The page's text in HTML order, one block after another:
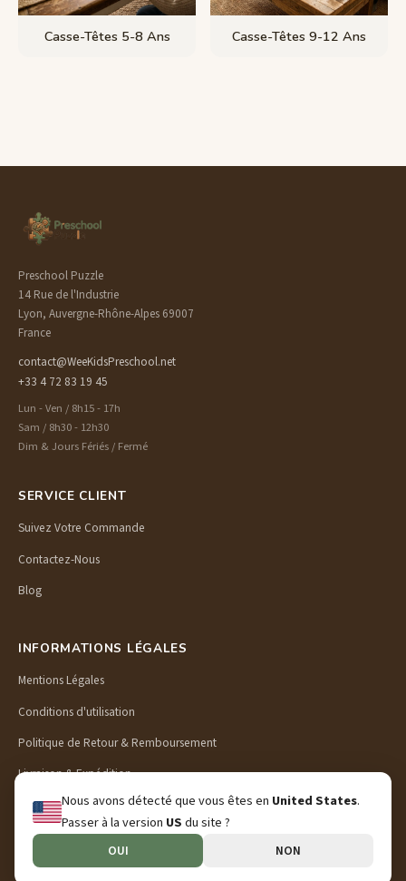
Nous avons détecté que vous êtes en United States.
Passer à la version USdu site ?
OUI NON
Casse-Têtes 5-8 Ans Casse-Têtes 9-12 Ans
Preschool Puzzle
14 Rue de l'Industrie
Lyon, Auvergne-Rhône-Alpes 69007
France
contact@WeeKidsPreschool.net
+33 4 72 83 19 45
Lun - Ven / 8h15 - 17h
Sam / 8h30 - 12h30
Dim & Jours Fériés / Fermé
SERVICE CLIENT
Suivez Votre Commande
Contactez-Nous
Blog
INFORMATIONS LÉGALES
Mentions Légales
Conditions d'utilisation
Politique de Retour & Remboursement
Livraison & Expédition
Politique de Confidentialité